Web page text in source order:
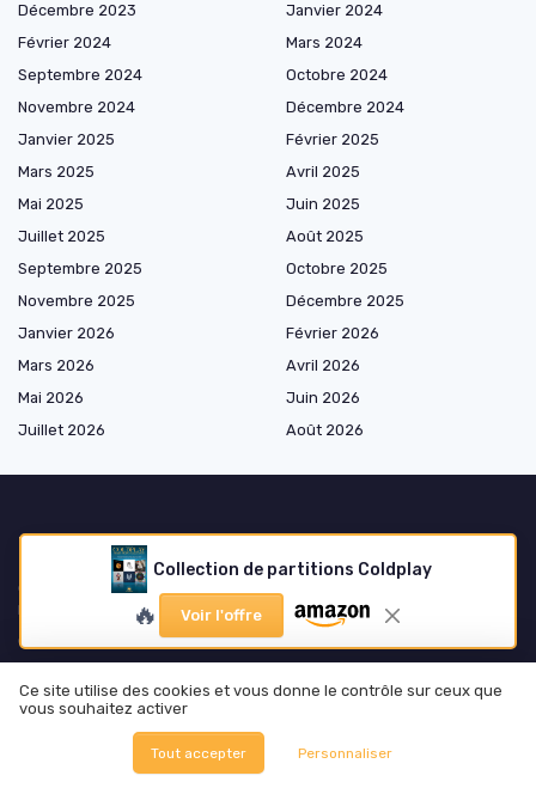
Collection de partitions Coldplay
🔥 Voir l'offre
Décembre 2023
Janvier 2024
Février 2024
Mars 2024
Septembre 2024
Octobre 2024
Novembre 2024
Décembre 2024
Janvier 2025
Février 2025
Mars 2025
Avril 2025
Mai 2025
Juin 2025
Juillet 2025
Août 2025
Septembre 2025
Octobre 2025
Novembre 2025
Décembre 2025
Janvier 2026
Février 2026
Mars 2026
Avril 2026
Mai 2026
Juin 2026
Juillet 2026
Août 2026
Les plus lus
Comprendre la signification des paroles de 'Le Chant des Cygnes' par
Indochine
Comment ajouter une musique absente sur Instagram
Les différences fascinantes entre le violoncelle et la contrebasse
Comprendre les paroles de 'Foule sentimentale' : une analyse
Ce site utilise des cookies et vous donne le contrôle sur ceux que
vous souhaitez activer
Tout accepter Personnaliser